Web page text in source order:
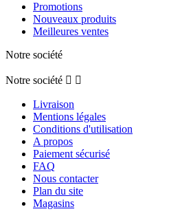
Promotions
Nouveaux produits
Meilleures ventes
Notre société
Notre société  
Livraison
Mentions légales
Conditions d'utilisation
A propos
Paiement sécurisé
FAQ
Nous contacter
Plan du site
Magasins